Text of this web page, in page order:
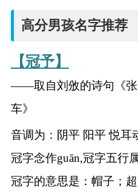
高分男孩名字推荐
【冠予】
——取自刘攽的诗句《张
车》
音调为：阴平 阳平 悦耳
冠字念作guān,冠字五行
冠字的意思是：帽子；